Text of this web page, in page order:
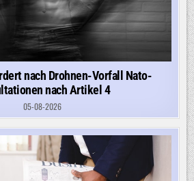
nach Drohnen-Vorfall Nato-
nach Artikel 4
05-08-2026